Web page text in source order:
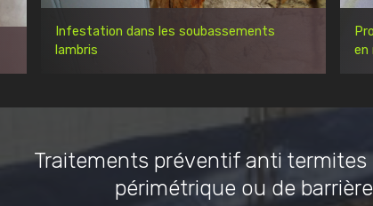
Infestation dans les soubassements
lambris
en
Traitements préventif anti
périmétrique ou de